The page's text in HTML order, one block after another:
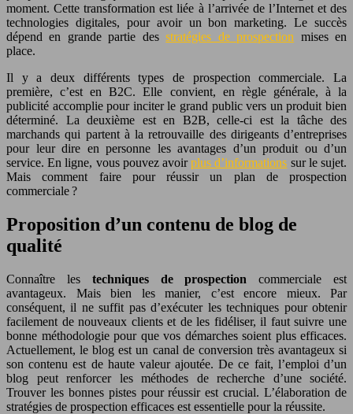
moment. Cette transformation est liée à l’arrivée de l’Internet et des
technologies digitales, pour avoir un bon marketing. Le succès
dépend en grande partie desstratégies de prospection mises en
place.
Il y a deux différents types de prospection commerciale. La
première, c’est en B2C. Elle convient, en règle générale, à la
publicité accomplie pour inciter le grand public vers un produit bien
déterminé. La deuxième est en B2B, celle-ci est la tâche des
marchands qui partent à la retrouvaille des dirigeants d’entreprises
pour leur dire en personne les avantages d’un produit ou d’un
service. En ligne, vous pouvez avoirplus d’informations sur le sujet.
Mais comment faire pour réussir un plan de prospection
commerciale ?
Proposition d’un contenu de blog de
qualité
Connaître les techniques de prospection commerciale est
avantageux. Mais bien les manier, c’est encore mieux. Par
conséquent, il ne suffit pas d’exécuter les techniques pour obtenir
facilement de nouveaux clients et de les fidéliser, il faut suivre une
bonne méthodologie pour que vos démarches soient plus efficaces.
Actuellement, le blog est un canal de conversion très avantageux si
son contenu est de haute valeur ajoutée. De ce fait, l’emploi d’un
blog peut renforcer les méthodes de recherche d’une société.
Trouver les bonnes pistes pour réussir est crucial. L’élaboration de
stratégies de prospection efficaces est essentielle pour la réussite.